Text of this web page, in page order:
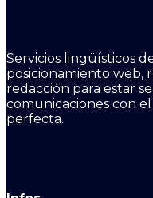
Servicios lingüísticos
posicionamiento web,
redacción para estar
comunicaciones con
perfecta.